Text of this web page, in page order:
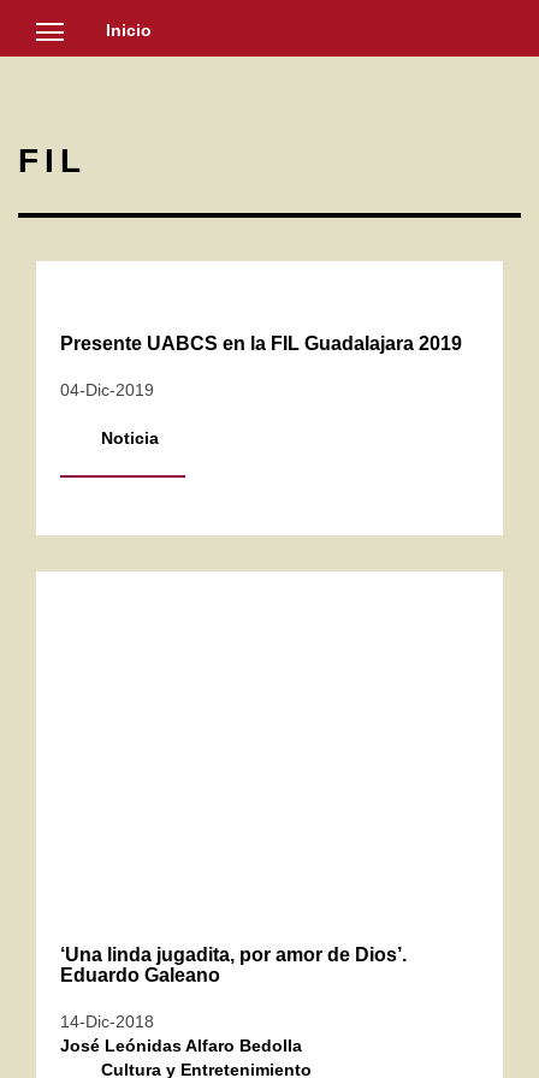
Inicio
SOCIEDAD
NOTICIAS
FIL
Presente UABCS en la FIL Guadalajara 2019
04-Dic-2019
Noticia
‘Una linda jugadita, por amor de Dios’.
Eduardo Galeano
14-Dic-2018
José Leónidas Alfaro Bedolla
Cultura y Entretenimiento